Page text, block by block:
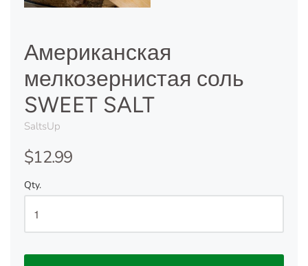
Американская
мелкозернистая соль
SWEET SALT
SaltsUp
$12.99
Qty.